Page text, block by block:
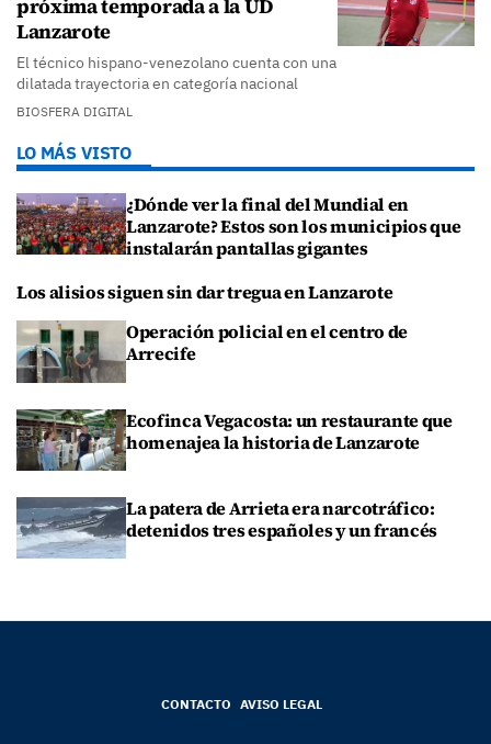
próxima temporada a la UD
Lanzarote
El técnico hispano-venezolano cuenta con una
dilatada trayectoria en categoría nacional
BIOSFERA DIGITAL
LO MÁS VISTO
¿Dónde ver la final del Mundial en
Lanzarote? Estos son los municipios que
instalarán pantallas gigantes
Los alisios siguen sin dar tregua en Lanzarote
Operación policial en el centro de
Arrecife
Ecofinca Vegacosta: un restaurante que
homenajea la historia de Lanzarote
La patera de Arrieta era narcotráfico:
detenidos tres españoles y un francés
CONTACTO AVISO LEGAL